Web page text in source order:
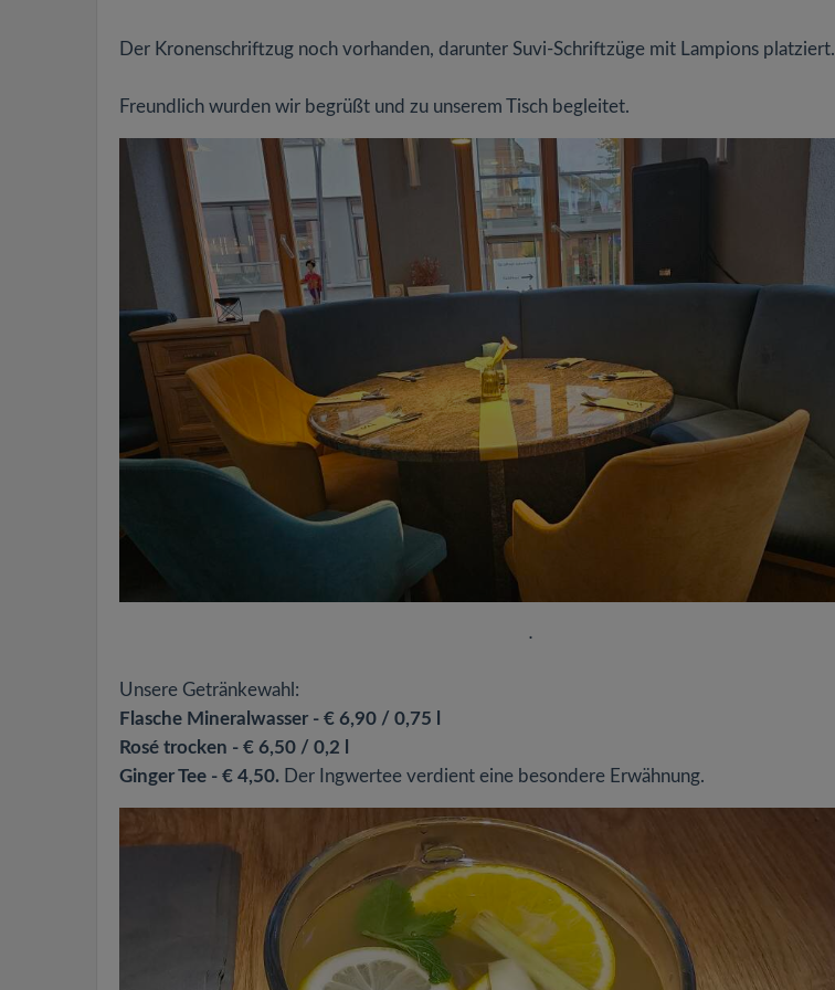
Der Kronenschriftzug noch vorhanden, darunter Suvi-Schriftzüge mit Lampions platziert.
Freundlich wurden wir begrüßt und zu unserem Tisch begleitet.
.
Unsere Getränkewahl:
Flasche Mineralwasser - € 6,90 / 0,75 l
Rosé trocken - € 6,50 / 0,2 l
Ginger Tee - € 4,50. Der Ingwertee verdient eine besondere Erwähnung.